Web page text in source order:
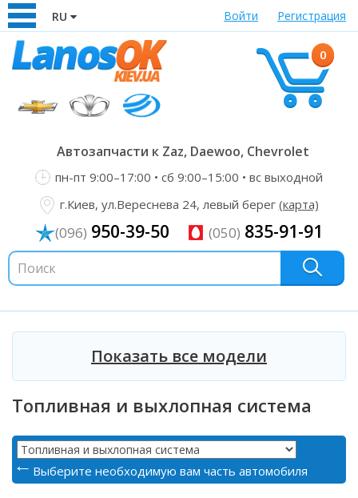
RU Войти Регистрация
0
Автозапчасти к Zaz, Daewoo, Chevrolet
пн-пт 9:00–17:00 • сб 9:00–15:00 • вс выходной
г.Киев, ул.Вереснева 24, левый берег (карта)
(096) 950-39-50 (050) 835-91-91
Показать все модели
Топливная и выхлопная система
Выберите необходимую вам часть автомобиля